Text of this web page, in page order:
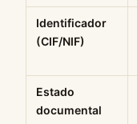
Identificador
(CIF/NIF)
Estado
documental